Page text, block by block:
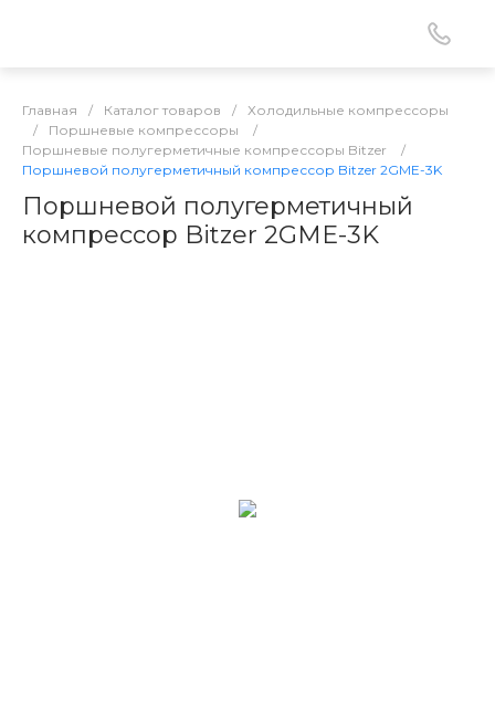
Главная / Каталог товаров /
Холодильные компрессоры
/
Поршневые компрессоры
/
Поршневые полугерметичные компрессоры Bitzer
/
Поршневой полугерметичный компрессор Bitzer 2GME-3K
Поршневой полугерметичный
компрессор Bitzer 2GME-3K